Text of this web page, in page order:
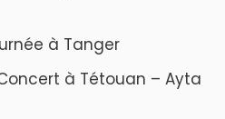
à Tanger
à Tétouan – Ayta